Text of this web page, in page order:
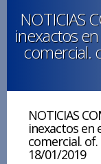
NOTICIAS
inexactos
comercial.
NOTICIAS
inexactos en
comercial. of.
18/01/2019